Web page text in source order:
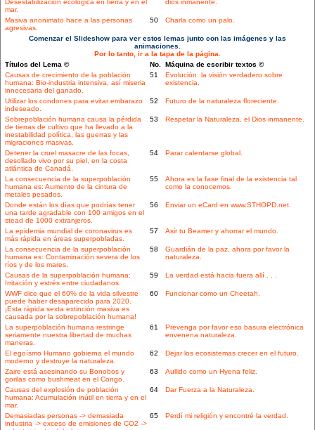
Desestabilización ecológica en tierra y en el
mar.
dios inmanente.
Masiva anonimato hace a las personas
agresivas.
50 Charla como un palo.
Comenzar el Slideshow para ver estos lemas junto con las imágenes y las
animaciones.
Por lo tanto, ir a la tapa de la página.
Títulos del Lema ©
No. Máquina de escribir textos ©
Causas de crecimiento de la población
humana: Bio-industria intensiva, así miseria
innecesaria del ganado.
51
Evolución: la visión verdadero sobre
existencia.
Utilizar los condones para evitar embarazo
indeseado.
52 Futuro de la naturaleza floreciente.
Sobrepoblación humana causa la pérdida
de tierras de cultivo que ha llevado a la
inestabilidad política, las guerras y las
migraciones masivas.
53 Respetar la Naturaleza, el Dios inmanente.
Detener la cruel masacre de las focas,
desollado vivo por su piel, en la costa
atlántica de Canadá.
54 Parar calentarse global.
La consecuencia de la superpoblación
humana es: Aumento de la cintura de
metales pesados.
55
Ahora es la fase final de la existencia tal
como la conocemos.
Donde están los días que podrías tener
una tarde agradable con 100 amigos en el
stead de 1000 extranjeros.
56 Enviar un eCard en www.STHOPD.net.
La epidemia mundial de coronavirus es
más rápida en áreas superpobladas.
57 Asir tu Beamer y ahorrar el mundo.
La consecuencia de la superpoblación
humana es: Contaminación severa de los
ríos y de los mares.
58
Guardián de la paz, ahora por favor la
naturaleza.
Causas de la superpoblación humana:
Irritación y estrés entre ciudadanos.
59 La verdad está hacia fuera allí . . .
WWF dice que el 60% de la vida silvestre
puede haber desaparecido para 2020.
¡Esta rápida sexta extinción masiva es
causada por la sobrepoblación humana!
60 Funcionar como un Cheetah.
La superpoblación humana restringe
seriamente nuestra libertad de muchas
maneras.
61
Prevenga por favor eso basura electrónica
envenena naturaleza.
El egoísmo Humano gobierna el mundo
moderno y destruye la naturaleza.
62 Dejar los ecosistemas crecer en el futuro.
Zaire está asesinando su Bonobos y
gorilas como bushmeat en el Congo.
63 Aullido como un Hyena feliz.
Causas del explosión de población
humana: Acumulación inútil en tierra y en el
mar.
64 Dar Fuerza a la Naturaleza.
Demasiadas personas -> demasiada
industria -> exceso de emisiones de CO2 ->
65 Perdí mi religión y encontré la verdad.